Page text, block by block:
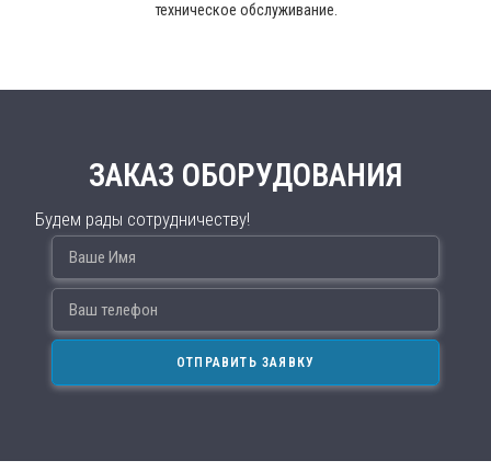
техническое обслуживание.
ЗАКАЗ ОБОРУДОВАНИЯ
Будем рады сотрудничеству!